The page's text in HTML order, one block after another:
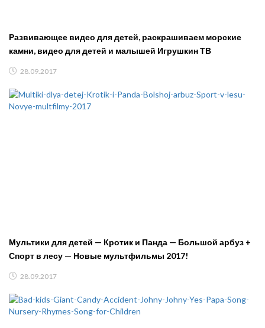
Развивающее видео для детей, раскрашиваем морские
камни, видео для детей и малышей Игрушкин ТВ
28.09.2017
Мультики для детей — Кротик и Панда — Большой арбуз +
Спорт в лесу — Новые мультфильмы 2017!
28.09.2017